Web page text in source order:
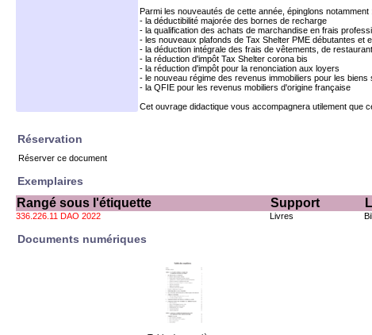
Parmi les nouveautés de cette année, épinglons notamment :
- la déductibilité majorée des bornes de recharge
- la qualification des achats de marchandise en frais
- les nouveaux plafonds de Tax Shelter PME débutantes et
- la déduction intégrale des frais de vêtements, de
- la réduction d'impôt Tax Shelter corona bis
- la réduction d'impôt pour la renonciation aux loyers
- le nouveau régime des revenus immobiliers pour les biens
- la QFIE pour les revenus mobiliers d'origine française
Cet ouvrage didactique vous accompagnera utilement que
Réservation
Réserver ce document
Exemplaires
Rangé sous l'étiquette Support
336.226.11 DAO 2022 Livres
Documents numériques